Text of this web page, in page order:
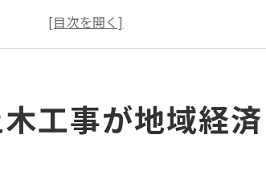
るインフラ整備の経済効果
連携による経済波及効果
けた土木工事の長期的ビジョン
略:大阪府大阪市摂津市での実践例
工事が地域経